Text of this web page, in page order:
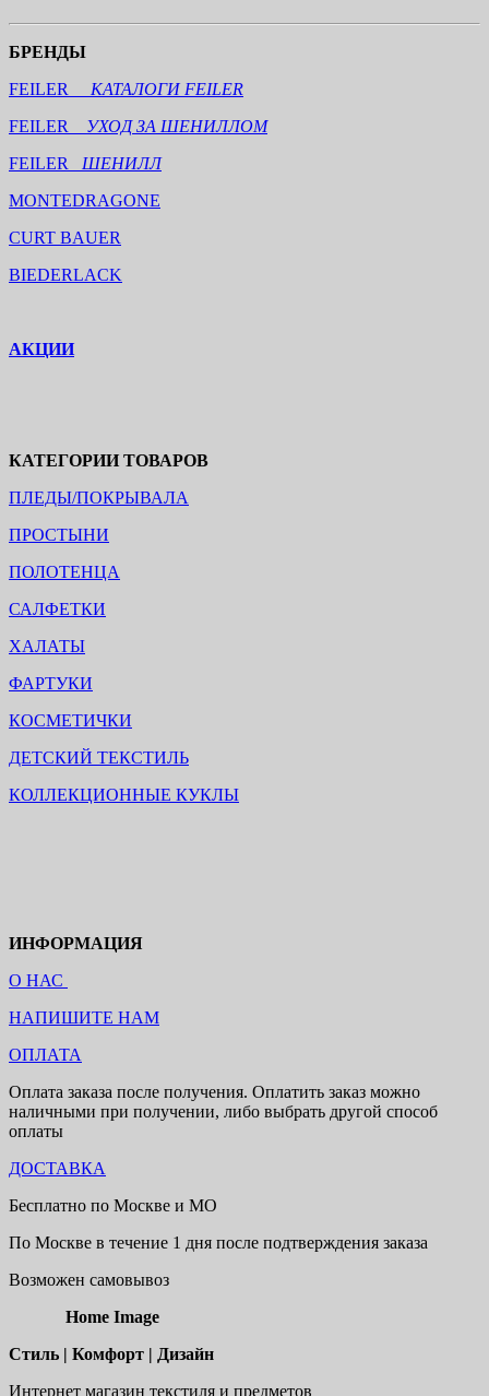
БРЕНДЫ
FEILER КАТАЛОГИ FEILER
FEILER
УХОД ЗА ШЕНИЛЛОМ
FEILER ШЕНИЛЛ
MONTEDRAGONE
CURT BAUER
BIEDERLACK
АКЦИИ
КАТЕГОРИИ ТОВАРОВ
ПЛЕДЫ/ПОКРЫВАЛА
ПРОСТЫНИ
ПОЛОТЕНЦА
САЛФЕТКИ
ХАЛАТЫ
ФАРТУКИ
КОСМЕТИЧКИ
ДЕТСКИЙ ТЕКСТИЛЬ
КОЛЛЕКЦИОННЫЕ КУКЛЫ
ИНФОРМАЦИЯ
О НАС
НАПИШИТЕ НАМ
ОПЛАТА
Оплата заказа после получения. Оплатить заказ можно
наличными при получении, либо выбрать другой способ
оплаты
ДОСТАВКА
Бесплатно по Москве и МО
По Москве в течение 1 дня после подтверждения заказа
Возможен самовывоз
Home Image
Стиль | Комфорт | Дизайн
Интернет магазин текстиля и предметов